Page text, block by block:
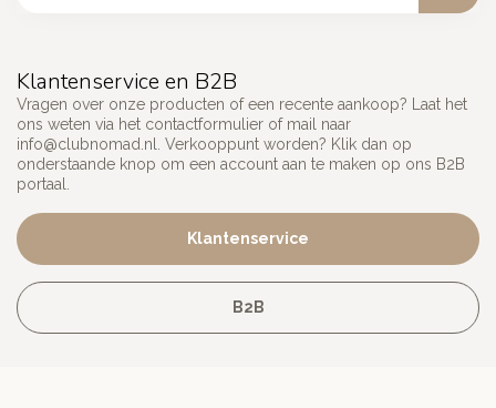
Klantenservice en B2B
Vragen over onze producten of een recente aankoop? Laat het
ons weten via het contactformulier of mail naar
info@clubnomad.nl
. Verkooppunt worden? Klik dan op
onderstaande knop om een account aan te maken op ons B2B
portaal.
Klantenservice
B2B